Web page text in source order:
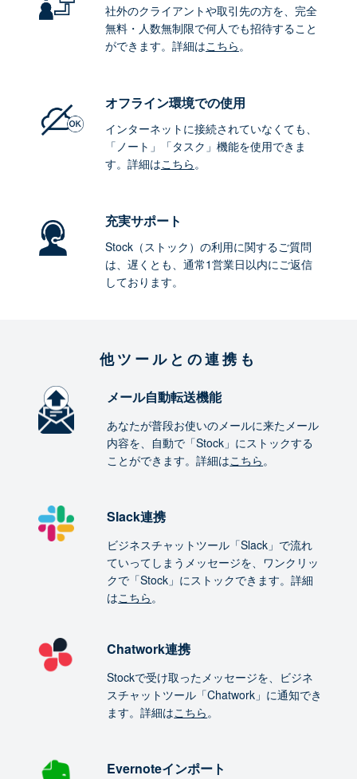
社外のクライアントや取引先の方を、完全
無料・人数無制限で何人でも招待すること
ができます。詳細はこちら。
オフライン環境での使用
インターネットに接続されていなくても、
「ノート」「タスク」機能を使用できま
す。詳細はこちら。
充実サポート
Stock（ストック）の利用に関するご質問
は、遅くとも、通常1営業日以内にご返信
しております。
他ツールとの連携も
メール自動転送機能
あなたが普段お使いのメールに来たメール
内容を、自動で「Stock」にストックする
ことができます。詳細はこちら。
Slack連携
ビジネスチャットツール「Slack」で流れ
ていってしまうメッセージを、ワンクリッ
クで「Stock」にストックできます。詳細
はこちら。
Chatwork連携
Stockで受け取ったメッセージを、ビジネ
スチャットツール「Chatwork」に通知でき
ます。詳細はこちら。
Evernoteインポート